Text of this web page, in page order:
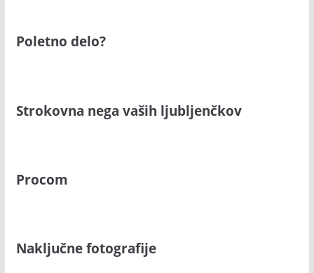
Poletno delo?
Strokovna nega vaših ljubljenčkov
Procom
Naključne fotografije